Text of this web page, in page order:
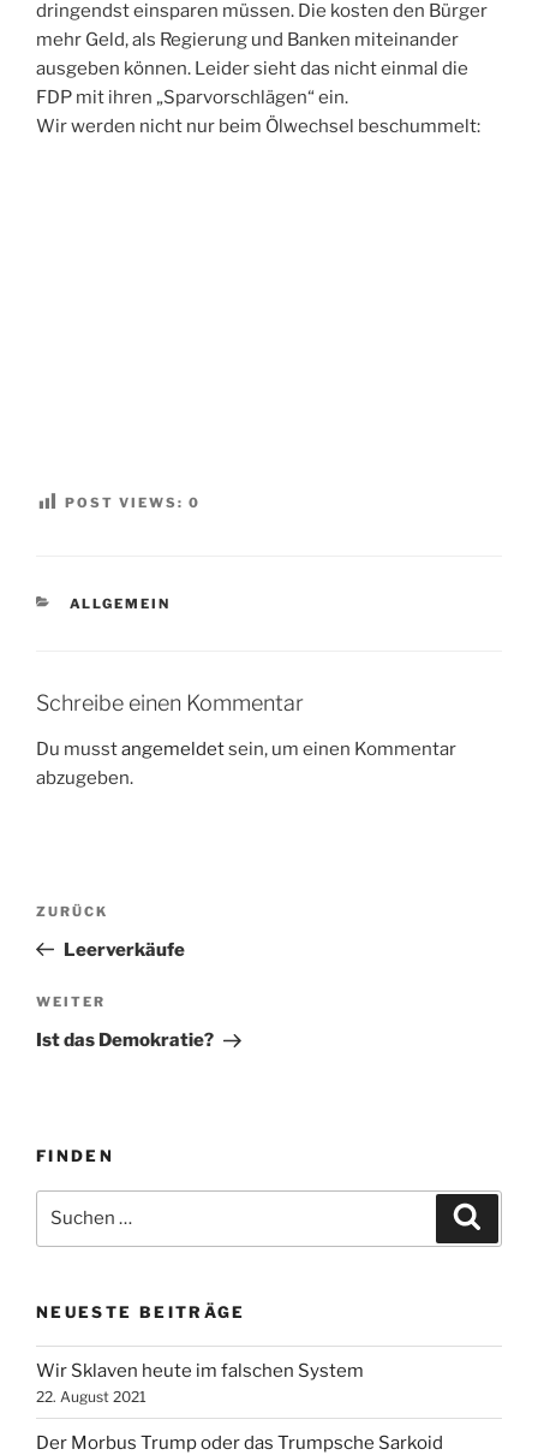
dringendst einsparen müssen. Die kosten den Bürger
mehr Geld, als Regierung und Banken miteinander
ausgeben können. Leider sieht das nicht einmal die
FDP mit ihren „Sparvorschlägen“ ein.
Wir werden nicht nur beim Ölwechsel beschummelt:
POST VIEWS: 0
KATEGORIEN
ALLGEMEIN
Schreibe einen Kommentar
Du musstangemeldetsein, um einen Kommentar
abzugeben.
Beitragsnavigation
Vorheriger
Beitrag
ZURÜCK
Leerverkäufe
Nächster
Beitrag
WEITER
Ist das Demokratie?
FINDEN
nach:
NEUESTE BEITRÄGE
Wir Sklaven heute im falschen System
22. August 2021
Der Morbus Trump oder das Trumpsche Sarkoid